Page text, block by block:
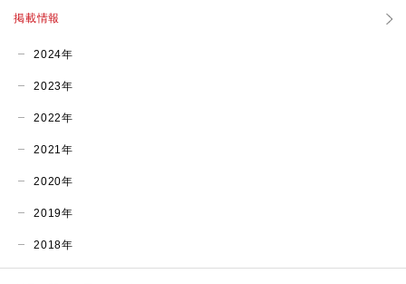
掲載情報
2024年
2023年
2022年
2021年
2020年
2019年
2018年